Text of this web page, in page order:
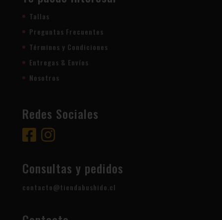
Tallas
Preguntas Frecuentes
Términos y Condiciones
Entregas & Envíos
Nosotros
Redes Sociales
Consultas y pedidos
contacto@tiendabushido.cl